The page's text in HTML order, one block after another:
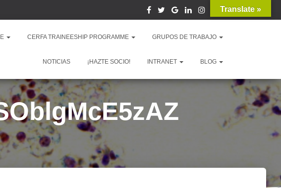
CERFA TRAINEESHIP PROGRAMME GRUPOS DE TRABAJO
NOTICIAS ¡HAZTE SOCIO! INTRANET BLOG
Translate »